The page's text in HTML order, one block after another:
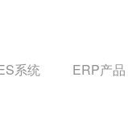
系统
ERP产品